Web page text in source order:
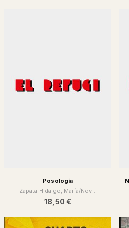
Posología
Zapata Hidalgo, María/Nov...
18,50 €